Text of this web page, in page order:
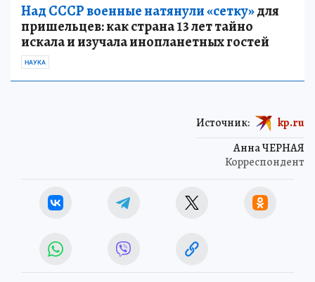
Над СССР военные натянули «сетку»для
пришельцев: как страна 13 лет тайно
искала и изучала инопланетных гостей
НАУКА
Анна ЧЕРНАЯ
Корреспондент
Источник: kp.ru